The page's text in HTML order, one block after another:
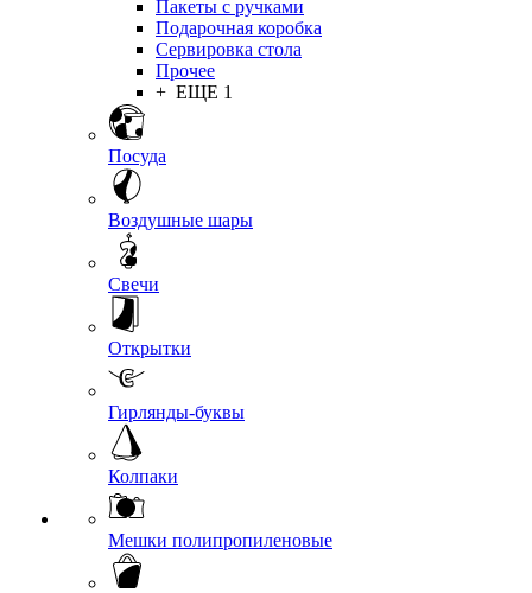
Пакеты с ручками
Подарочная коробка
Сервировка стола
Прочее
+ ЕЩЕ 1
Посуда
Воздушные шары
Свечи
Открытки
Гирлянды-буквы
Колпаки
Мешки полипропиленовые